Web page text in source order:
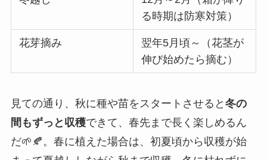
る時期は防寒対策）
花芽摘み
翌年5月頃～（花茎が
伸び始めたら摘む）
見ての通り、秋に種や苗をスタートさせると 冬の
間もずっと収穫できて、春先まで長く楽しめるん
だ🌱🍂。春に植えた場合は、初夏頃から収穫が始